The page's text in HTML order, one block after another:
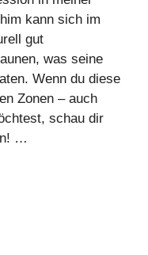
kann sich im
gut
was seine
Wenn du diese
Zonen – auch
schau dir
…